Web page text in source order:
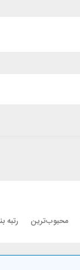
محبوب‌ترین رتبه